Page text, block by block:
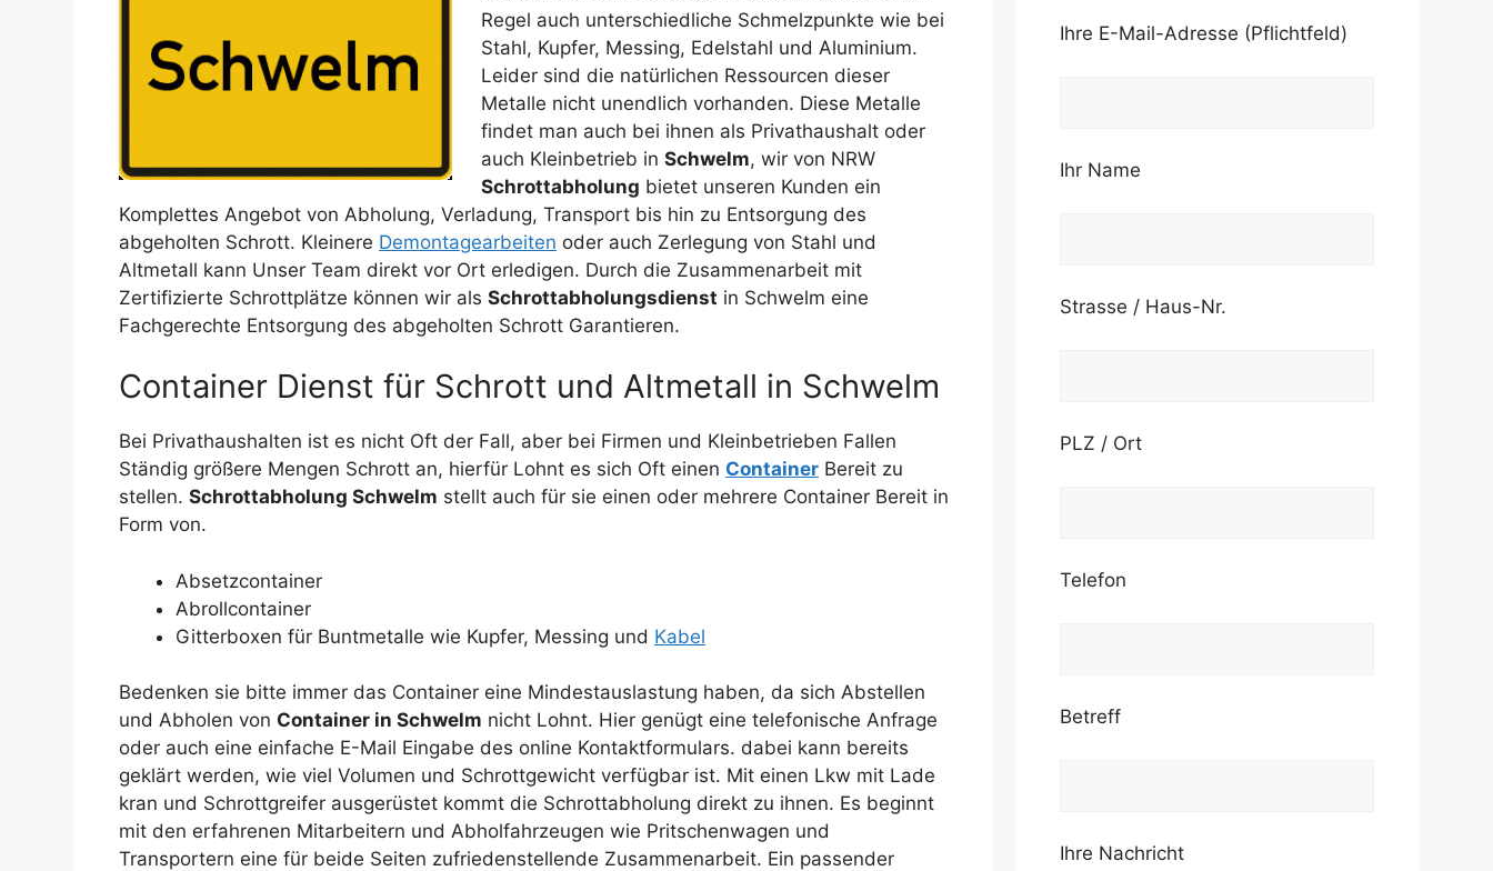
Regel auch unterschiedliche Schmelzpunkte wie bei
Stahl, Kupfer, Messing, Edelstahl und Aluminium.
Leider sind die natürlichen Ressourcen dieser
Metalle nicht unendlich vorhanden. Diese Metalle
findet man auch bei ihnen als Privathaushalt oder
auch Kleinbetrieb in Schwelm, wir von NRW
Schrottabholung bietet unseren Kunden ein
Komplettes Angebot von Abholung, Verladung, Transport bis hin zu Entsorgung des
abgeholten Schrott. Kleinere Demontagearbeiten oder auch Zerlegung von Stahl und
Altmetall kann Unser Team direkt vor Ort erledigen. Durch die Zusammenarbeit mit
Zertifizierte Schrottplätze können wir als Schrottabholungsdienst in Schwelm eine
Fachgerechte Entsorgung des abgeholten Schrott Garantieren.
Container Dienst für Schrott und Altmetall in Schwelm
Bei Privathaushalten ist es nicht Oft der Fall, aber bei Firmen und Kleinbetrieben Fallen
Ständig größere Mengen Schrott an, hierfür Lohnt es sich Oft einen Container Bereit zu
stellen. Schrottabholung Schwelm stellt auch für sie einen oder mehrere Container Bereit in
Form von.
Absetzcontainer
Abrollcontainer
Gitterboxen für Buntmetalle wie Kupfer, Messing und Kabel
Bedenken sie bitte immer das Container eine Mindestauslastung haben, da sich Abstellen
und Abholen von Container in Schwelm nicht Lohnt. Hier genügt eine telefonische Anfrage
oder auch eine einfache E-Mail Eingabe des online Kontaktformulars. dabei kann bereits
geklärt werden, wie viel Volumen und Schrottgewicht verfügbar ist. Mit einen Lkw mit Lade
kran und Schrottgreifer ausgerüstet kommt die Schrottabholung direkt zu ihnen. Es beginnt
mit den erfahrenen Mitarbeitern und Abholfahrzeugen wie Pritschenwagen und
Transportern eine für beide Seiten zufriedenstellende Zusammenarbeit. Ein passender
Ihre E-Mail-Adresse (Pflichtfeld)
Ihr Name
Strasse / Haus-Nr.
PLZ / Ort
Telefon
Betreff
Ihre Nachricht